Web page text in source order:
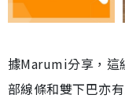
據Marumi分享，這
部線條和雙下巴亦